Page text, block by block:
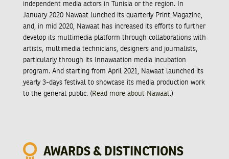
independent media actors in Tunisia or the region. In
January 2020 Nawaat lunched its quarterly Print Magazine,
and, in mid 2020, Nawaat has increased its efforts to further
develop its multimedia platform through collaborations with
artists, multimedia technicians, designers and journalists,
particularly through its Innawaation media incubation
program. And starting from April 2021, Nawaat launched its
yearly 3-days festival to showcase its media production work
to the general public. ( Read more about Nawaat.)
AWARDS & DISTINCTIONS